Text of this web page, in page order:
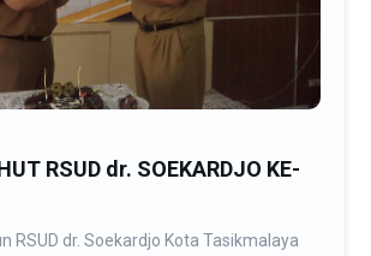
RSUD dr. SOEKARDJO KE-
RSUD dr. Soekardjo Kota Tasikmalaya